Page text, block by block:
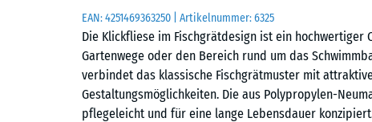
EAN:4251469363250 | Artikelnummer:6325
Die Klickfliese im Fischgrätdesign ist ein hochwertiger
Gartenwege oder den Bereich rund um das
verbindet das klassische Fischgrätmuster mit
Gestaltungsmöglichkeiten. Die aus Polypropylen-
pflegeleicht und für eine lange Lebensdauer